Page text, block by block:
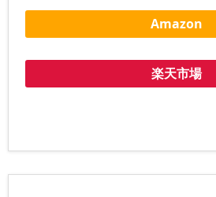
Amazon
楽天市場